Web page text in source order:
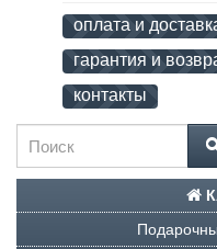
оплата и
гарантия и
контакты